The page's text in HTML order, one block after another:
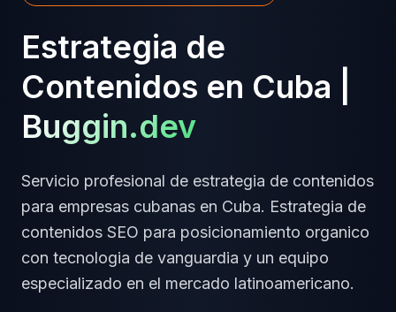
Estrategia de
Contenidos en Cuba
Buggin.dev
Servicio profesional de estrategia de contenidos
para empresas cubanas en Cuba. Estrategia de
contenidos SEO para posicionamiento organico
con tecnologia de vanguardia y un equipo
especializado en el mercado latinoamericano.